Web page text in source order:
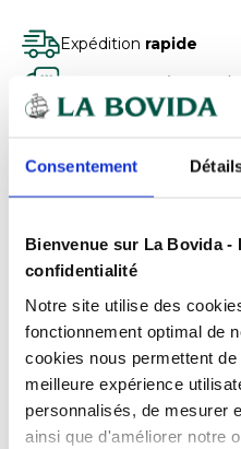
Consentement
Bienvenue sur La Bovida -
confidentialité
Notre site utilise des
fonctionnement optimal de
cookies nous permettent
meilleure expérience
personnalisés, de mesurer
ainsi que d'améliorer notre
Expédition rapide
à votre
Paiement100%
Devisgratuits
Présentation
Fabriqué en
Apte au contact
Plus hygiénique.
Caractéristiques
Documents